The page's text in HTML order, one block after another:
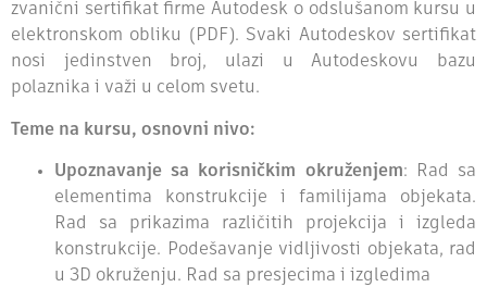
zvanični sertifikat firme Autodesk o odslušanom kursu u
elektronskom obliku (PDF). Svaki Autodeskov sertifikat
nosi jedinstven broj, ulazi u Autodeskovu bazu
polaznika i važi u celom svetu.
Teme na kursu, osnovni nivo:
Upoznavanje sa korisničkim okruženjem: Rad sa
elementima konstrukcije i familijama objekata.
Rad sa prikazima različitih projekcija i izgleda
konstrukcije. Podešavanje vidljivosti objekata, rad
u 3D okruženju. Rad sa presjecima i izgledima